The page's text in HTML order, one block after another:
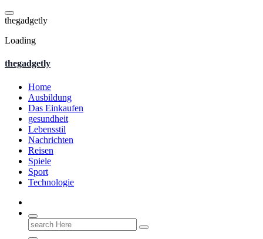
Skip
to
thegadgetly
Loading
thegadgetly
Home
Ausbildung
Das Einkaufen
gesundheit
Lebensstil
Nachrichten
Reisen
Spiele
Sport
Technologie
Search
for: